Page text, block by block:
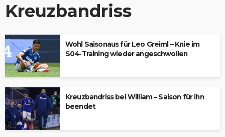
Kreuzbandriss
Wohl Saisonaus für Leo Greiml – Knie im
S04-Training wieder angeschwollen
Kreuzbandriss bei William – Saison für ihn
beendet